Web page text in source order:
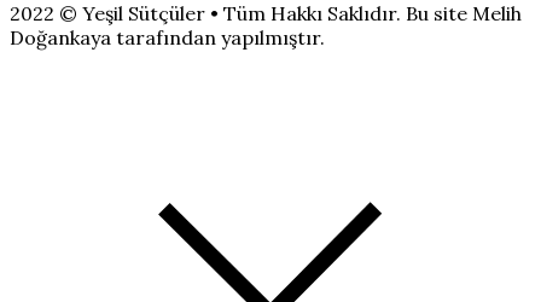
2022 © Yeşil Sütçüler • Tüm Hakkı Saklıdır. Bu site Melih
Doğankaya tarafından yapılmıştır.